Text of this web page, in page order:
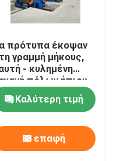
πρότυπα έκοψαν
γραμμή μήκους,
- κυλημένη
πόλων ήπιου
ελαφριά για
8m 14m
Καλύτερη τιμή
επαφή